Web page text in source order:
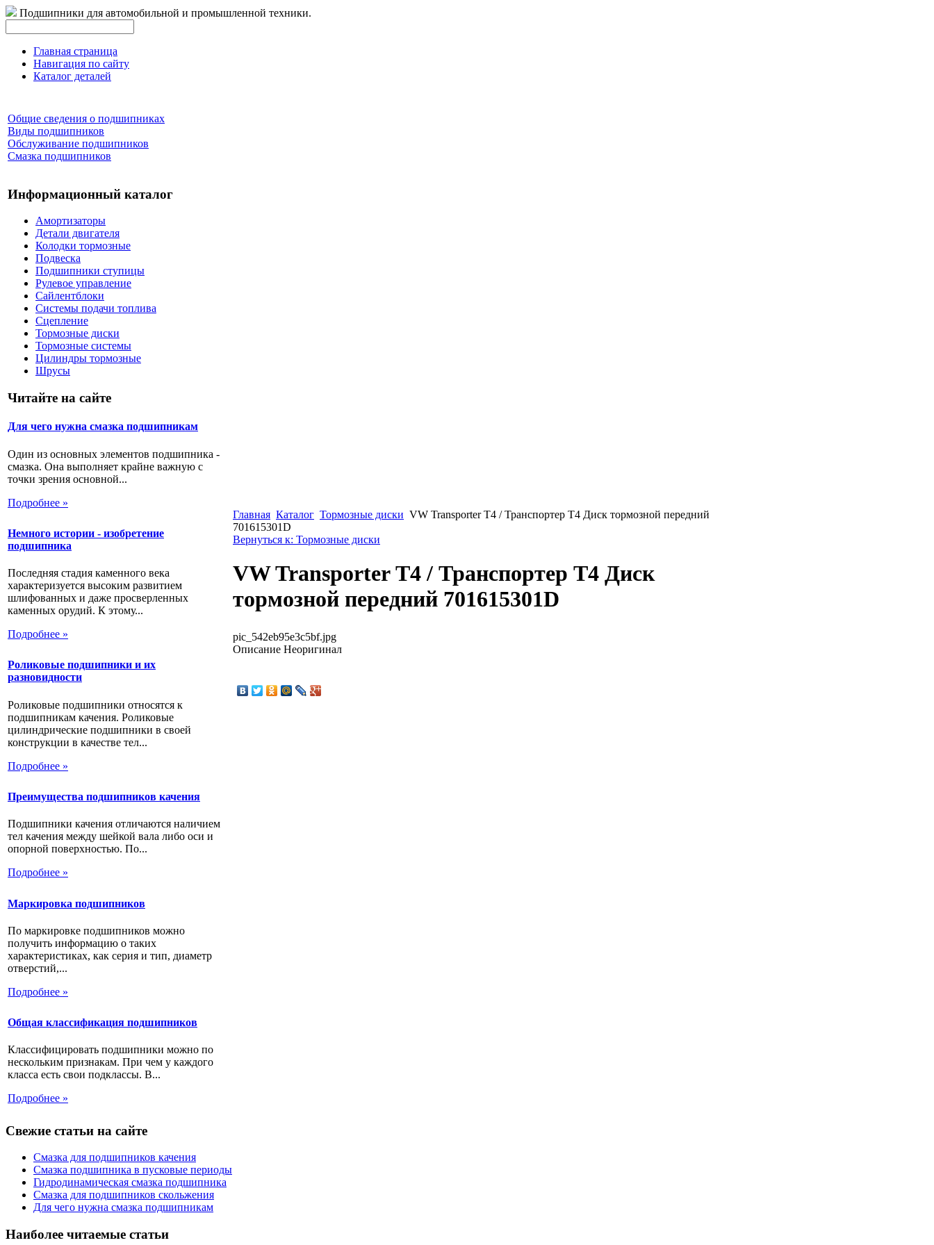
Подшипники для автомобильной и промышленной техники.
Главная страница
Навигация по сайту
Каталог деталей
Общие сведения о подшипниках
Виды подшипников
Обслуживание подшипников
Смазка подшипников
Информационный каталог
Амортизаторы
Детали двигателя
Колодки тормозные
Подвеска
Подшипники ступицы
Рулевое управление
Сайлентблоки
Системы подачи топлива
Сцепление
Тормозные диски
Тормозные системы
Цилиндры тормозные
Шрусы
Читайте на сайте
Для чего нужна смазка подшипникам
Один из основных элементов подшипника -
смазка. Она выполняет крайне важную с
точки зрения основной...
Подробнее »
Немного истории - изобретение
подшипника
Последняя стадия каменного века
характеризуется высоким развитием
шлифованных и даже просверленных
каменных орудий. К этому...
Подробнее »
Роликовые подшипники и их
разновидности
Роликовые подшипники относятся к
подшипникам качения. Роликовые
цилиндрические подшипники в своей
конструкции в качестве тел...
Подробнее »
Преимущества подшипников качения
Подшипники качения отличаются наличием
тел качения между шейкой вала либо оси и
опорной поверхностью. По...
Подробнее »
Маркировка подшипников
По маркировке подшипников можно
получить информацию о таких
характеристиках, как серия и тип, диаметр
отверстий,...
Подробнее »
Общая классификация подшипников
Классифицировать подшипники можно по
нескольким признакам. При чем у каждого
класса есть свои подклассы. В...
Подробнее »
Главная Каталог Тормозные диски VW Transporter Т4 / Транспортер Т4 Диск тормозной передний
701615301D
Вернуться к: Тормозные диски
VW Transporter Т4 / Транспортер Т4 Диск
тормозной передний 701615301D
pic_542eb95e3c5bf.jpg
Описание Неоригинал
Свежие статьи на сайте
Смазка для подшипников качения
Смазка подшипника в пусковые периоды
Гидродинамическая смазка подшипника
Смазка для подшипников скольжения
Для чего нужна смазка подшипникам
Наиболее читаемые статьи